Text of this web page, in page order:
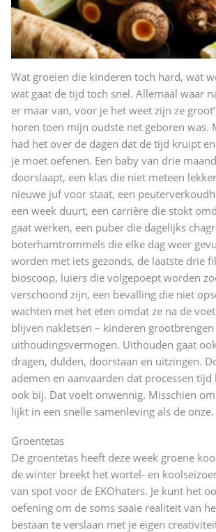
Wat groeien die kinderen toch hard, wat
wat gaat de tijd toch snel. Allemaal waar
er maar van, voor je het weet zijn ze
horen toen mijn oudste net geboren was.
had het over de dagen dat de tijd kruipt
je moet oefenen. Een baby van drie
doorslaapt, een klas die niet meteen
nieuwe juf voor staat, een
een week duurt, een carrière die stokt
gaat werken, een puber die dagelijks
boterhamtrommels die elke dag weer
worden met iets gezonds, de laatste drie
bioscoop, luiers die volgepoept worden
verschoond zijn, een bevalling die niet
wachten met het eten omdat ze na de
blijven nakletsen – kinderen
uithoudingsvermogen. Uithouden gaat
dragen, dulden, doorstaan en uitzingen.
ademen en aanvaarden dat processen
ook bij. Dat voelt onwennig. Misschien
lijkt in een snelle samenleving als de onze.
Groentetas
De groentetas heeft deze week groene
de winter breekt het wortel- en
van spot voor de EKOhaters. Je kunt het
oefening om de soms saaie realiteit van
bestaan te verslaan met je eigen